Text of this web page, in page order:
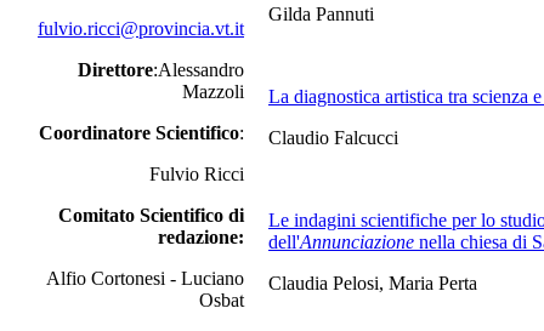
fulvio.ricci@provincia.vt.it
Direttore:Alessandro
Mazzoli
Coordinatore Scientifico:
Fulvio Ricci
Comitato Scientifico di
redazione:
Alfio Cortonesi - Luciano
Osbat
Gilda Pannuti
La diagnostica artistica tra scienza
Claudio Falcucci
Le indagini scientifiche per lo
dell'Annunciazione nella chiesa di
Claudia Pelosi, Maria Perta